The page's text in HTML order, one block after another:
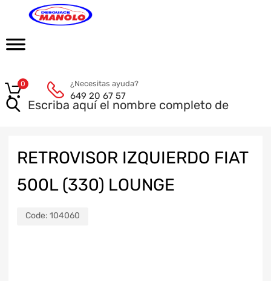
¿Necesitas ayuda?
649 20 67 57
0
RETROVISOR IZQUIERDO FIAT
500L (330) LOUNGE
Code: 104060